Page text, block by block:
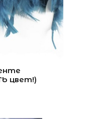
цвет!)